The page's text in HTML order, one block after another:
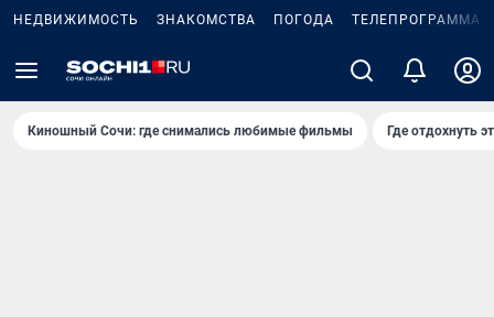
НЕДВИЖИМОСТЬ ЗНАКОМСТВА ПОГОДА ТЕЛЕПРОГРАММА
Киношный Сочи: где снимались любимые фильмы Где отдохнуть